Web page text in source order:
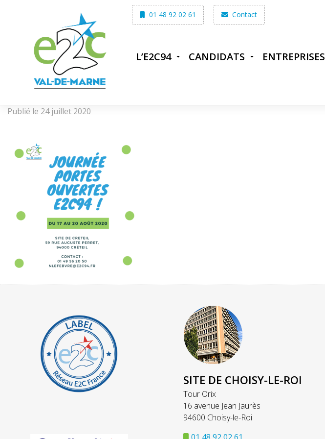
01 48 92 02 61 Contact
L’E2C94 CANDIDATS ENTREPRISES
Publié le 24 juillet 2020
SITE DE CHOISY-LE-ROI
Tour Orix
16 avenue Jean Jaurès
94600 Choisy-le-Roi